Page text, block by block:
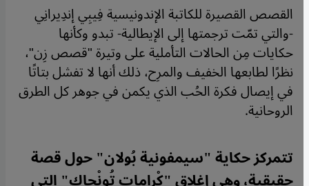
القصص القصيرة للكاتبة الإندونيسية فِيبِي إندِيرانِي
-والتي تمّت ترجمتها إلى الإيطالية- تبدو وكأنها
حكايات مِن الحالات التأملية على وتيرة "قصص زِن"،
نظرًا لطابعها الخفيف والمرِح، ذلك أنها لا تفشل بتاتًا
في إيصال فكرة الحُب الذي يكمن في جوهر كل الطرق
الروحانية.
تتمركز حكاية "سيمفونية بُولان" حول قصة